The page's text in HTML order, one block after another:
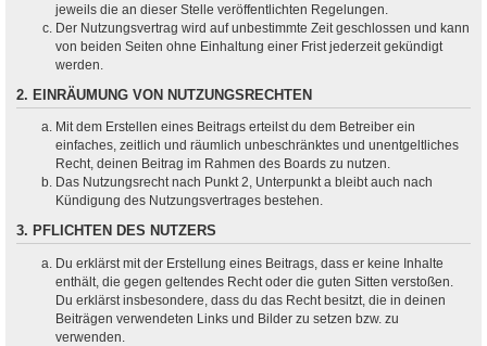
jeweils die an dieser Stelle veröffentlichten Regelungen.
Der Nutzungsvertrag wird auf unbestimmte Zeit geschlossen und kann
von beiden Seiten ohne Einhaltung einer Frist jederzeit gekündigt
werden.
2. EINRÄUMUNG VON NUTZUNGSRECHTEN
Mit dem Erstellen eines Beitrags erteilst du dem Betreiber ein
einfaches, zeitlich und räumlich unbeschränktes und unentgeltliches
Recht, deinen Beitrag im Rahmen des Boards zu nutzen.
Das Nutzungsrecht nach Punkt 2, Unterpunkt a bleibt auch nach
Kündigung des Nutzungsvertrages bestehen.
3. PFLICHTEN DES NUTZERS
Du erklärst mit der Erstellung eines Beitrags, dass er keine Inhalte
enthält, die gegen geltendes Recht oder die guten Sitten verstoßen.
Du erklärst insbesondere, dass du das Recht besitzt, die in deinen
Beiträgen verwendeten Links und Bilder zu setzen bzw. zu
verwenden.